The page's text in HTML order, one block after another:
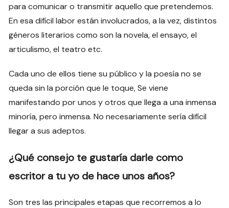
para comunicar o transmitir aquello que pretendemos.
En esa difícil labor están involucrados, a la vez, distintos
géneros literarios como son la novela, el ensayo, el
articulismo, el teatro etc.
Cada uno de ellos tiene su público y la poesía no se
queda sin la porción que le toque, Se viene
manifestando por unos y otros que llega a una inmensa
minoría, pero inmensa. No necesariamente sería difícil
llegar a sus adeptos.
¿Qué consejo te gustaría darle como
escritor a tu yo de hace unos años?
Son tres las principales etapas que recorremos a lo